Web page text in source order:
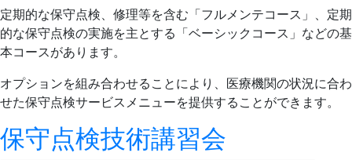
定期的な保守点検、修理等を含む「フルメンテコース」、定期
的な保守点検の実施を主とする「ベーシックコース」などの基
本コースがあります。
オプションを組み合わせることにより、医療機関の状況に合わ
せた保守点検サービスメニューを提供することができます。
保守点検技術講習会